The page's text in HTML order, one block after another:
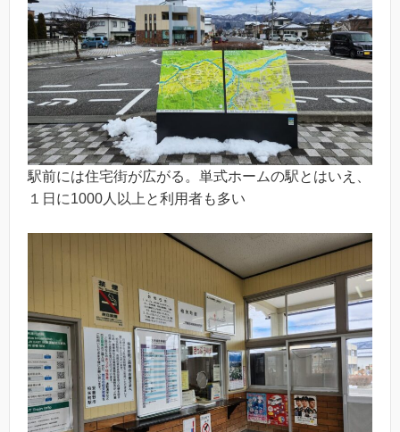
駅前には住宅街が広がる。単式ホームの駅とはいえ、
１日に1000人以上と利用者も多い